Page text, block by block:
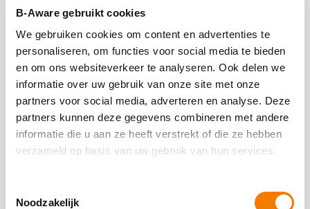
B-Aware gebruikt cookies
We gebruiken cookies om content en advertenties te
personaliseren, om functies voor social media te bieden
en om ons websiteverkeer te analyseren. Ook delen we
informatie over uw gebruik van onze site met onze
partners voor social media, adverteren en analyse. Deze
partners kunnen deze gegevens combineren met andere
informatie die u aan ze heeft verstrekt of die ze hebben
verzameld op basis van uw gebruik van hun services.
Noodzakelijk
Overzicht van ingecheckte gebruikers
Werk efficiënter met digitaal in en uitchecken van
medewerkers in een object of pand.​
Meer info